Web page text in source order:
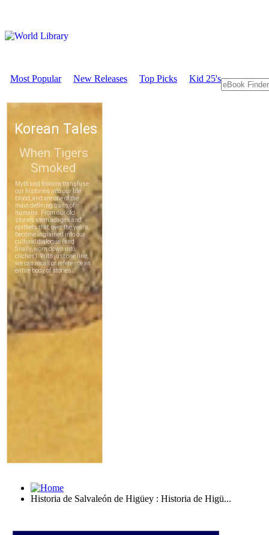
Most Popular New Releases Top Picks Kid 25's
Historia de Salvaleón de Higüey : Historia de Higü...